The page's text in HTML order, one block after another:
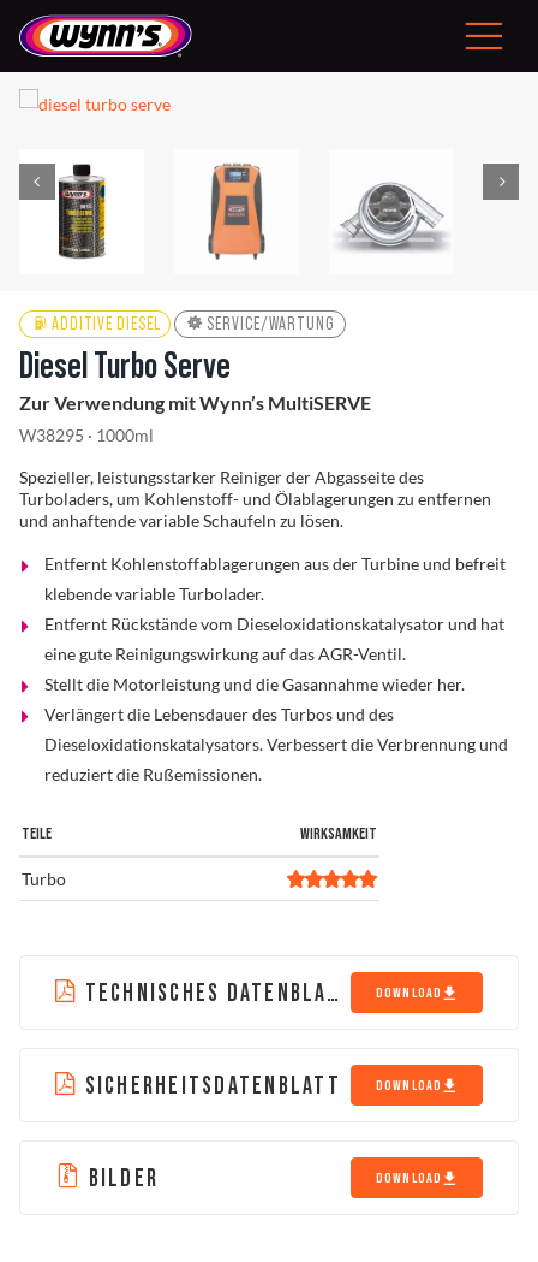
content
Toggle
Konsument
DE
Tipps
Neuigkeiten
Über Wynn’s
Händlersuche
ADDITIVE DIESEL SERVICE/WARTUNG
Diesel Turbo Serve
Zur Verwendung mit Wynn’s MultiSERVE
W38295 · 1000ml
Spezieller, leistungsstarker Reiniger der Abgasseite des
Turboladers, um Kohlenstoff- und Ölablagerungen zu entfernen
und anhaftende variable Schaufeln zu lösen.
Entfernt Kohlenstoffablagerungen aus der Turbine und befreit
klebende variable Turbolader.
Entfernt Rückstände vom Dieseloxidationskatalysator und hat
eine gute Reinigungswirkung auf das AGR-Ventil.
Stellt die Motorleistung und die Gasannahme wieder her.
Verlängert die Lebensdauer des Turbos und des
Dieseloxidationskatalysators. Verbessert die Verbrennung und
reduziert die Rußemissionen.
TEILE WIRKSAMKEIT
Turbo
TECHNISCHES DATENBLATT DOWNLOAD
SICHERHEITSDATENBLATT DOWNLOAD
BILDER DOWNLOAD